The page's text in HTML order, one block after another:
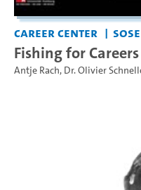
Career Center
Fishing for Careers
Antje Rach, Dr. Olivier